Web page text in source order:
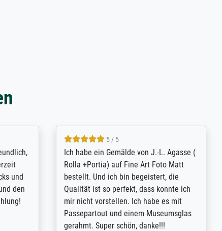
is
go-to
on -
4.8 / 5
Qualité absolument irréprochable.
Extraordinaire diversité des thèmes
abordés et personnalisation des
demandes (recadrage, réajustement des
couleurs). Relation clientèle parfaite.
Transport, réception sans aucun
problème. Merci à toute l'équipe ! Hervé